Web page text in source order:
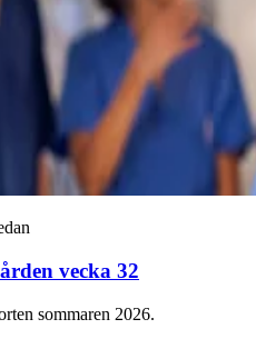
vecka 32
sommaren 2026.